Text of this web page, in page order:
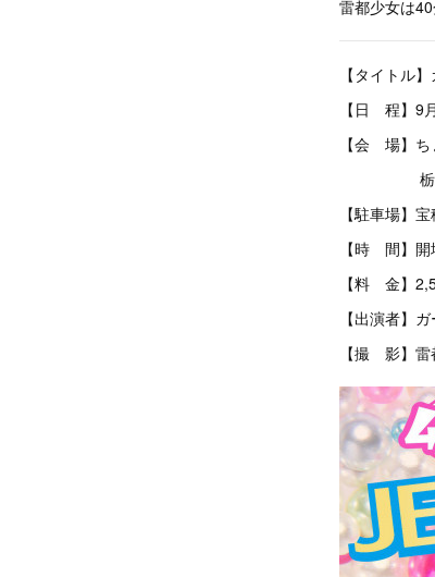
雷都少女は
【タイトル
【日 程】9
【会 場】ち
栃木県塩
【駐車場】
【時 間】開
【料 金】
【出演者】
【撮 影】雷